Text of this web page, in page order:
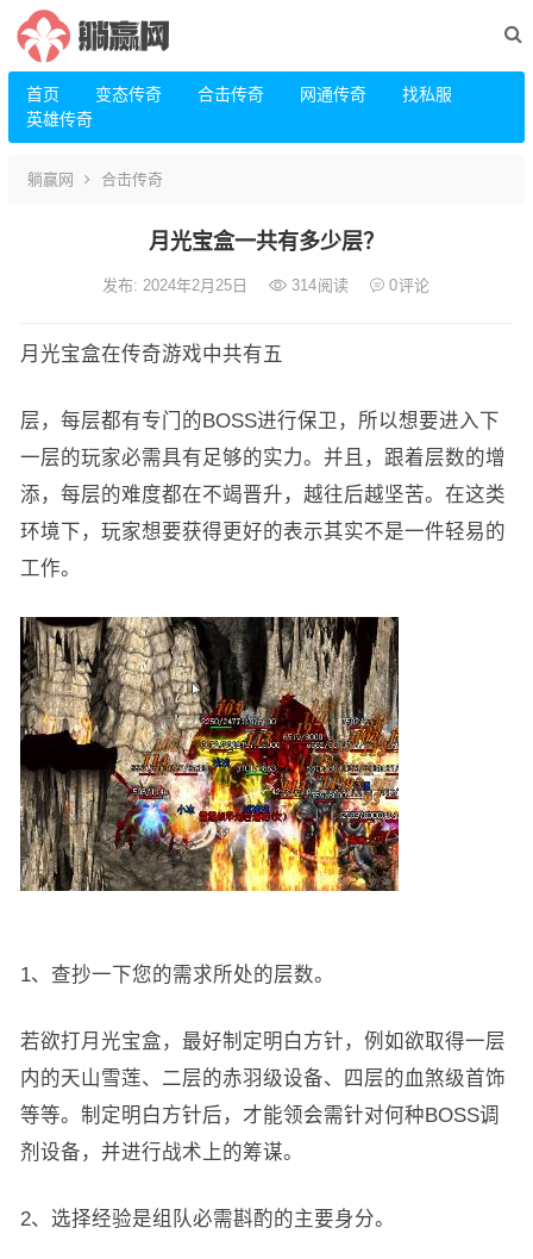
首页 变态传奇 合击传奇 网通传奇
找私服
英雄传奇
躺赢网 合击传奇
月光宝盒一共有多少层？
发布: 2024年2月25日 314阅读 0评论
月光宝盒在传奇游戏中共有五
层，每层都有专门的BOSS进行保卫，所以想要进入下
一层的玩家必需具有足够的实力。并且，跟着层数的增
添，每层的难度都在不竭晋升，越往后越坚苦。在这类
环境下，玩家想要获得更好的表示其实不是一件轻易的
工作。
1、查抄一下您的需求所处的层数。
若欲打月光宝盒，最好制定明白方针，例如欲取得一层
内的天山雪莲、二层的赤羽级设备、四层的血煞级首饰
等等。制定明白方针后，才能领会需针对何种BOSS调
剂设备，并进行战术上的筹谋。
2、选择经验是组队必需斟酌的主要身分。